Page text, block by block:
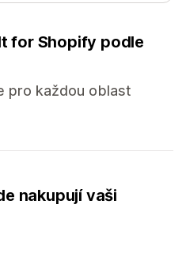
for Shopify podle
pro každou oblast
nakupují vaši